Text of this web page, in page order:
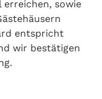
erreichen, sowie
entspricht
wir bestätigen